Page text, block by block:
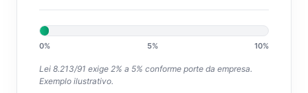
0% 5% 10%
Lei 8.213/91 exige 2% a 5% conforme porte da empresa.
Exemplo ilustrativo.